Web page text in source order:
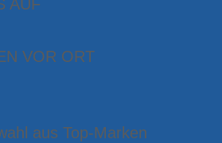
AUF
VOR ORT
aus Top-Marken